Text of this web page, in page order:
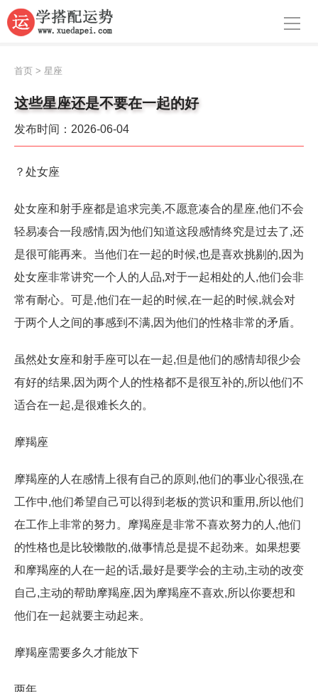
导航
生肖运势
风水
名字
星座
首页 > 星座
这些星座还是不要在一起的好
发布时间：2026-06-04
？处女座
处女座和射手座都是追求完美,不愿意凑合的星座,他们不会
轻易凑合一段感情,因为他们知道这段感情终究是过去了,还
是很可能再来。当他们在一起的时候,也是喜欢挑剔的,因为
处女座非常讲究一个人的人品,对于一起相处的人,他们会非
常有耐心。可是,他们在一起的时候,在一起的时候,就会对
于两个人之间的事感到不满,因为他们的性格非常的矛盾。
虽然处女座和射手座可以在一起,但是他们的感情却很少会
有好的结果,因为两个人的性格都不是很互补的,所以他们不
适合在一起,是很难长久的。
摩羯座
摩羯座的人在感情上很有自己的原则,他们的事业心很强,在
工作中,他们希望自己可以得到老板的赏识和重用,所以他们
在工作上非常的努力。摩羯座是非常不喜欢努力的人,他们
的性格也是比较懒散的,做事情总是提不起劲来。如果想要
和摩羯座的人在一起的话,最好是要学会的主动,主动的改变
自己,主动的帮助摩羯座,因为摩羯座不喜欢,所以你要想和
他们在一起就要主动起来。
摩羯座需要多久才能放下
两年